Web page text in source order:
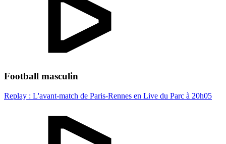
Football masculin
Replay : L'avant-match de Paris-Rennes en Live du Parc à 20h05